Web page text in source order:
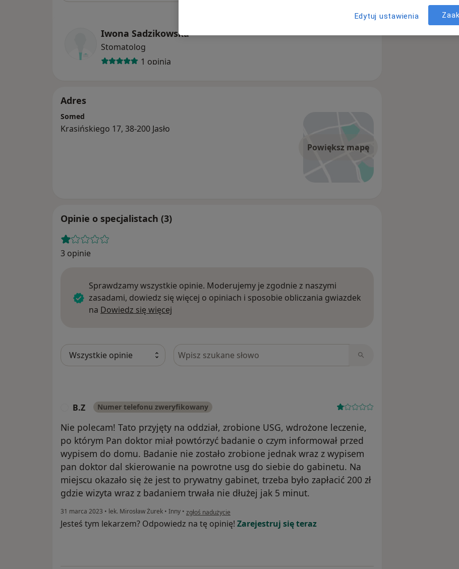
Iwona Sadzikowska
Stomatolog
1 opinia
Adres
Powiększ mapę
Somed
Krasińskiego 17, 38-200 Jasło
Opinie o specjalistach (3)
3 opinie
Sprawdzamy wszystkie opinie. Moderujemy je zgodnie z naszymi
zasadami, dowiedz się więcej o opiniach i sposobie obliczania gwiazdek
na Dowiedz się więcej
Szukaj w opiniach
B.Z Numer telefonu zweryfikowany
Nie polecam! Tato przyjęty na oddział, zrobione USG, wdrożone leczenie,
po którym Pan doktor miał powtórzyć badanie o czym informował przed
wypisem do domu. Badanie nie zostało zrobione jednak wraz z wypisem
pan doktor dal skierowanie na powrotne usg do siebie do gabinetu. Na
miejscu okazało się że jest to prywatny gabinet, trzeba było zapłacić 200 zł
gdzie wizyta wraz z badaniem trwała nie dłużej jak 5 minut.
31 marca 2023 • lek. Mirosław Żurek • Inny • w opinii użytkownika B.Z
zgłoś nadużycie
Jesteś tym lekarzem? Odpowiedz na tę opinię! Zarejestruj się teraz
Edytuj ustawienia